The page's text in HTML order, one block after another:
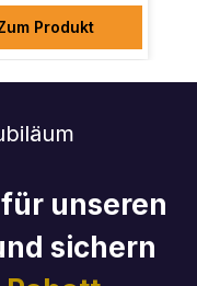
Produkt
unseren
sichern